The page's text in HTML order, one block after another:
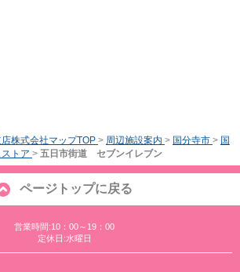
株式会社マップTOP > 周辺施設案内 > 国分寺市 > 国
トア > 五日市街道 セブンイレブン
ページトップに戻る
営業時間:10：00～19：00
定休日:水曜日